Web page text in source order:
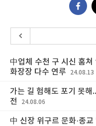
中업체 수천 구 시신 훔쳐
화장장 다수 연루
24.08.13
가는 길 험해도 포기 못해
전
24.08.06
中 신장 위구르 문화·종